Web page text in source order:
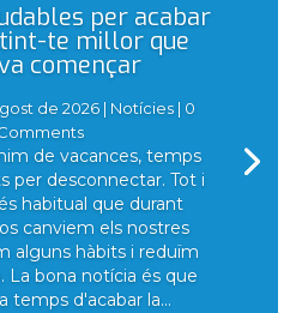
per acabar
te millor que
començar
de 2026 | Notícies | 0
de vacances, temps
per desconnectar. Tot i
habitual que durant
canviem els nostres
alguns hàbits i reduïm
La bona notícia és que
temps d'acabar la...